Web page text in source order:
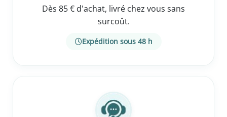
Dès 85 € d'achat, livré chez vous sans
surcoût.
Expédition sous 48 h